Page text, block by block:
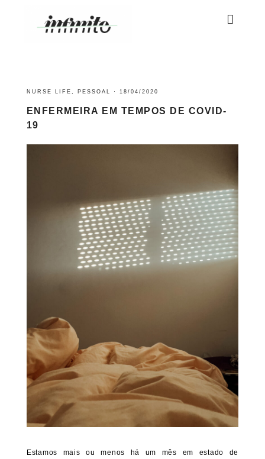
NURSE LIFE , PESSOAL · 18/04/2020
ENFERMEIRA EM TEMPOS DE COVID-
19
Estamos mais ou menos há um mês em estado de